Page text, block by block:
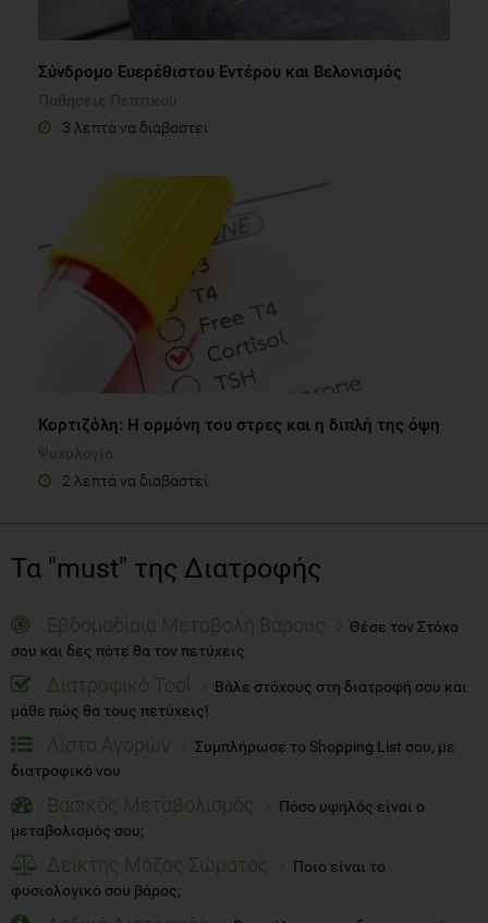
Σύνδρομο Ευερέθιστου Εντέρου και Βελονισμός
Παθήσεις Πεπτικού
3 λεπτά να διαβαστεί
Κορτιζόλη: Η ορμόνη του στρες και η διπλή της όψη
Ψυχολογία
2 λεπτά να διαβαστεί
Τα "must" της Διατροφής
Εβδομαδίαια Μεταβολή Βάρους
Θέσε τον Στόχο
σου και δες πότε θα τον πετύχεις
Διατροφικό Tool
Βάλε στόχους στη διατροφή σου και
μάθε πώς θα τους πετύχεις!
Λίστα Αγορών
Συμπλήρωσε το Shopping List σου, με
διατροφικό νου
Βασικός Μεταβολισμός
Πόσο υψηλός είναι ο
μεταβολισμός σου;
Δείκτης Μάζας Σώματος
Ποιο είναι το
φυσιολογικό σου βάρος;